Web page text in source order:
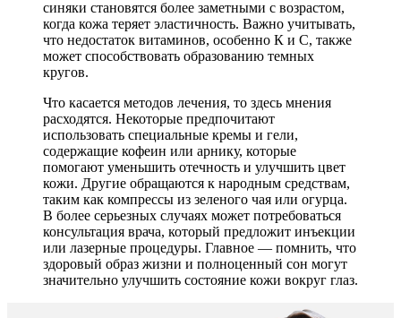
синяки становятся более заметными с возрастом,
когда кожа теряет эластичность. Важно учитывать,
что недостаток витаминов, особенно К и С, также
может способствовать образованию темных
кругов.
Что касается методов лечения, то здесь мнения
расходятся. Некоторые предпочитают
использовать специальные кремы и гели,
содержащие кофеин или арнику, которые
помогают уменьшить отечность и улучшить цвет
кожи. Другие обращаются к народным средствам,
таким как компрессы из зеленого чая или огурца.
В более серьезных случаях может потребоваться
консультация врача, который предложит инъекции
или лазерные процедуры. Главное — помнить, что
здоровый образ жизни и полноценный сон могут
значительно улучшить состояние кожи вокруг глаз.